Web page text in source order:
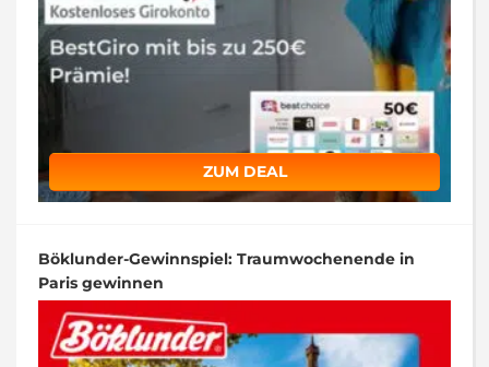
ZUM DEAL
Böklunder-Gewinnspiel: Traumwochenende in
Paris gewinnen